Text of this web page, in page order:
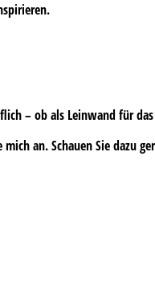
– ob als Leinwand für
an. Schauen Sie dazu